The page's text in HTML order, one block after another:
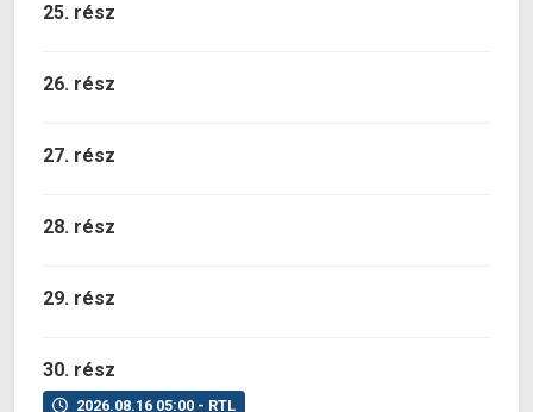
25. rész
26. rész
27. rész
28. rész
29. rész
30. rész
2026.08.16 05:00 - RTL